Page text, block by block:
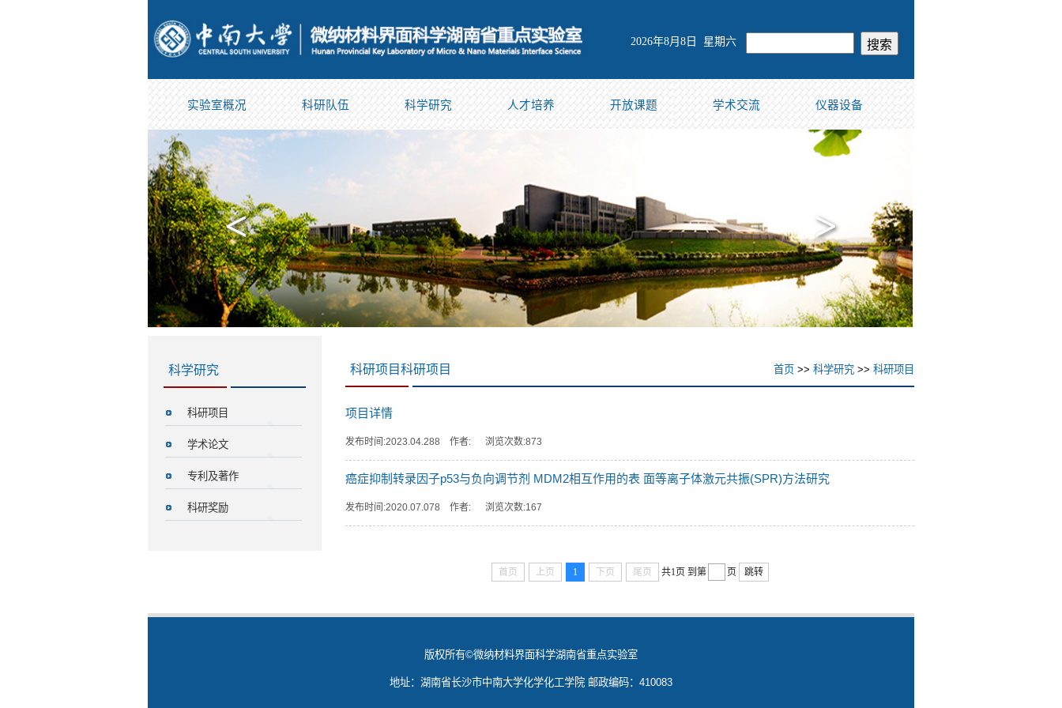
2026年8月8日 星期六
实验室概况 科研队伍 科学研究 人才培养 开放课题 学术交流 仪器设备
< >
科学研究
科研项目
学术论文
专利及著作
科研奖励
科研项目科研项目 首页 >> 科学研究 >> 科研项目
项目详情
发布时间:2023.04.288 作者: 浏览次数:873
癌症抑制转录因子p53与负向调节剂 MDM2相互作用的表 面等离子体激元共振(SPR)方法研究
发布时间:2020.07.078 作者: 浏览次数:167
首页 上页 1 下页 尾页 共1页 到第 页 跳转
版权所有©微纳材料界面科学湖南省重点实验室
地址：湖南省长沙市中南大学化学化工学院 邮政编码：410083